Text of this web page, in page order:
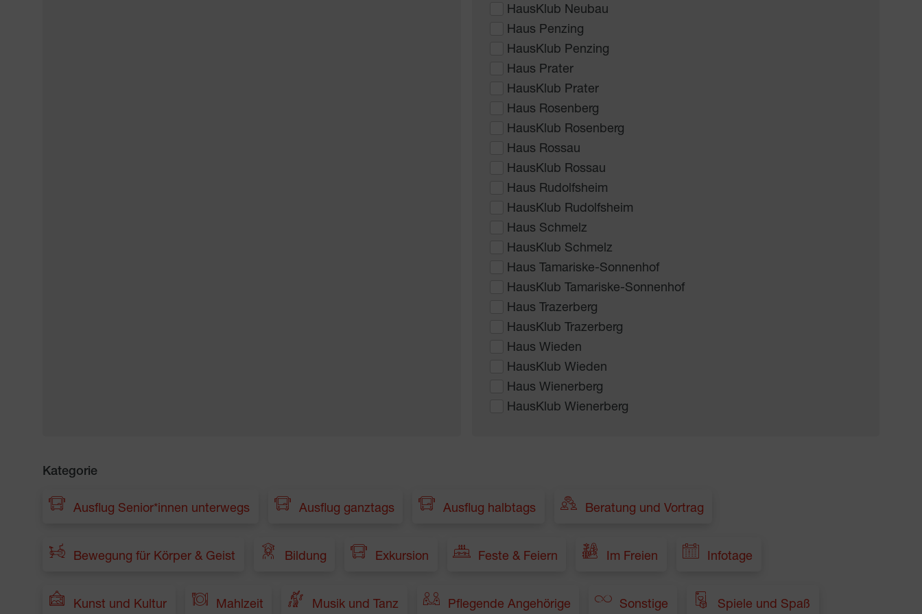
HausKlub Neubau
Haus Penzing
HausKlub Penzing
Haus Prater
HausKlub Prater
Haus Rosenberg
HausKlub Rosenberg
Haus Rossau
HausKlub Rossau
Haus Rudolfsheim
HausKlub Rudolfsheim
Haus Schmelz
HausKlub Schmelz
Haus Tamariske-Sonnenhof
HausKlub Tamariske-Sonnenhof
Haus Trazerberg
HausKlub Trazerberg
Haus Wieden
HausKlub Wieden
Haus Wienerberg
HausKlub Wienerberg
Kategorie
Ausflug Senior*innen unterwegs Ausflug ganztags Ausflug halbtags Beratung und Vortrag
Bewegung für Körper & Geist Bildung Exkursion Feste & Feiern Im Freien Infotage
Kunst und Kultur Mahlzeit Musik und Tanz Pflegende Angehörige Sonstige Spiele und Spaß